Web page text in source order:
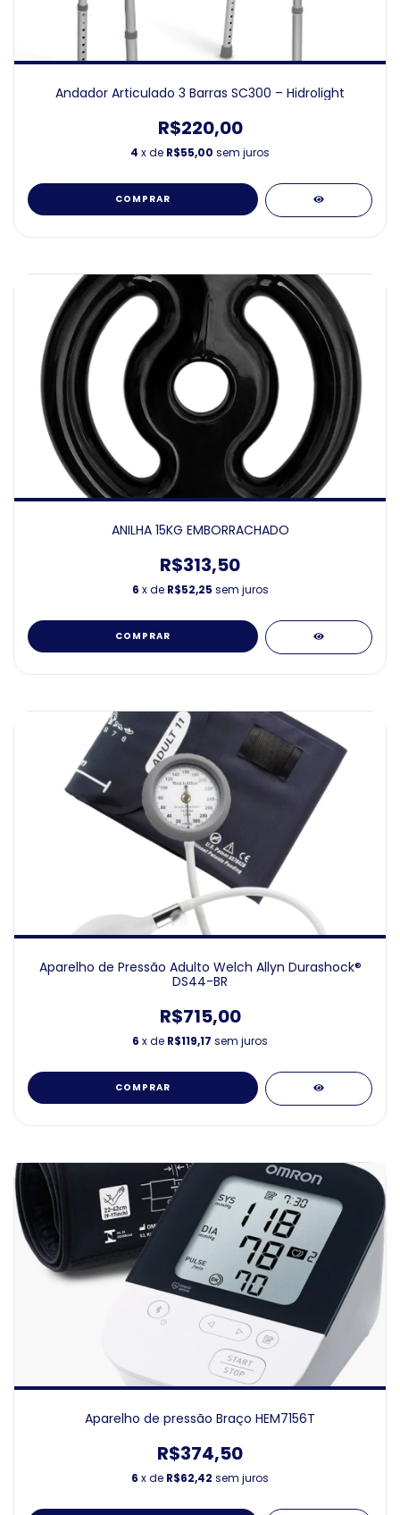
Andador Articulado 3 Barras SC300 – Hidrolight
R$220,00
4 x de R$55,00 sem juros
COMPRAR
ANILHA 15KG EMBORRACHADO
R$313,50
6 x de R$52,25 sem juros
COMPRAR
Aparelho de Pressão Adulto Welch Allyn Durashock®
DS44-BR
R$715,00
6 x de R$119,17 sem juros
COMPRAR
Aparelho de pressão Braço HEM7156T
R$374,50
6 x de R$62,42 sem juros